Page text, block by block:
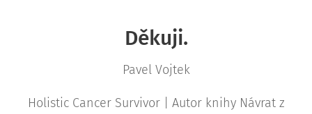
Děkuji.
Pavel Vojtek
Holistic Cancer Survivor | Autor knihy Návrat z